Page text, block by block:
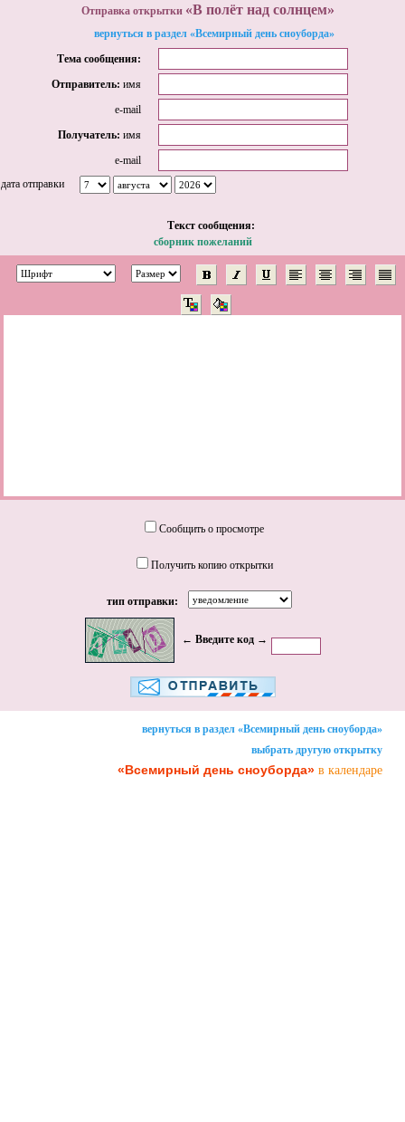
Отправка открытки «В полёт над солнцем»
вернуться в раздел «Всемирный день сноуборда»
Тема сообщения:
Отправитель: имя
e-mail
Получатель: имя
e-mail
дата отправки
Tекст сообщения:
сборник пожеланий
Сообщить о просмотре
Получить копию открытки
тип отправки:
← Введите код →
вернуться в раздел «Всемирный день сноуборда»
выбрать другую открытку
«Всемирный день сноуборда» в календаре